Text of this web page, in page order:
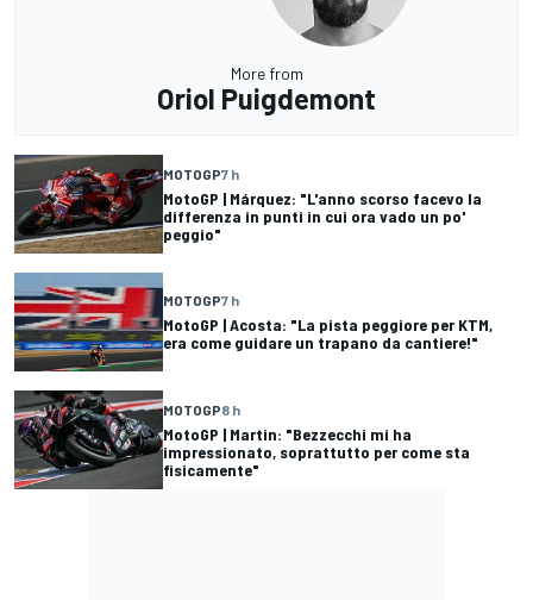
More from
Oriol Puigdemont
MOTOGP7 h
MotoGP | Márquez: "L'anno scorso facevo la
differenza in punti in cui ora vado un po'
peggio"
MOTOGP7 h
MotoGP | Acosta: "La pista peggiore per KTM,
era come guidare un trapano da cantiere!"
MOTOGP8 h
MotoGP | Martin: "Bezzecchi mi ha
impressionato, soprattutto per come sta
fisicamente"